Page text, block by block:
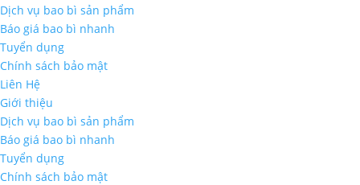
Dịch vụ bao bì sản phẩm
Báo giá bao bì nhanh
Tuyển dụng
Chính sách bảo mật
Liên Hệ
Giới thiệu
Dịch vụ bao bì sản phẩm
Báo giá bao bì nhanh
Tuyển dụng
Chính sách bảo mật